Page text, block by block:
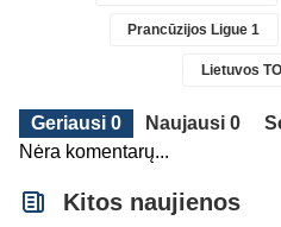
Prancūzijos Ligue 1
Lietuvos
Geriausi 0 Naujausi 0
Nėra komentarų...
Kitos naujienos